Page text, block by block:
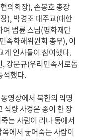
의회장), 손봉호 총장
), 박경조 대주교(대한
여 법륜 스님(평화재단
족화해위원회 총무), 이
계 인사들이 참여했다.
강문규(우리민족서로돕
석했다.
영상에서 북한의 익명
식량 사정은 종이 한 장
는 사람이 리나 동에서
에서 굶어죽는 사람이